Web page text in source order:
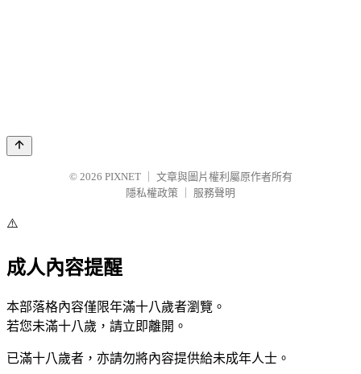
© 2026 PIXNET
文章與圖片權利屬原作者所有
隱私權政策
服務聲明
⚠️
成人內容提醒
本部落格內容僅限年滿十八歲者瀏覽。
若您未滿十八歲，請立即離開。
已滿十八歲者，亦請勿將內容提供給未成年人士。